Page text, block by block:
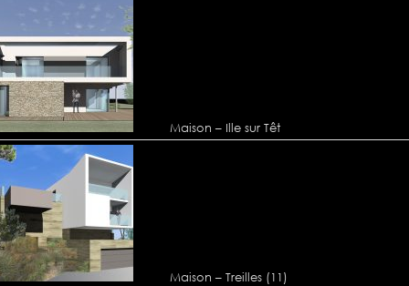
Maison – Ille sur Têt
Maison – Treilles (11)